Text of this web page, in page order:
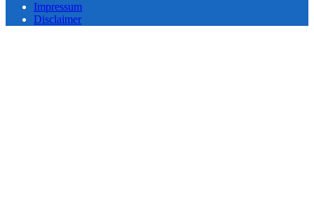
Impressum
Disclaimer